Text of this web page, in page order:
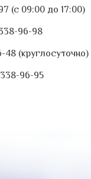
(c 09:00 до 17:00)
96-98
48 (круглосуточно)
96-95